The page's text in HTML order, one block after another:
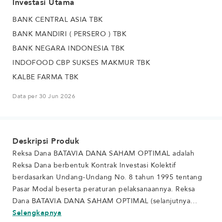
Investasi Utama
BANK CENTRAL ASIA TBK
BANK MANDIRI ( PERSERO ) TBK
BANK NEGARA INDONESIA TBK
INDOFOOD CBP SUKSES MAKMUR TBK
KALBE FARMA TBK
Data per 30 Jun 2026
Deskripsi Produk
Reksa Dana BATAVIA DANA SAHAM OPTIMAL adalah
Reksa Dana berbentuk Kontrak Investasi Kolektif
berdasarkan Undang-Undang No. 8 tahun 1995 tentang
Pasar Modal beserta peraturan pelaksanaannya. Reksa
Dana BATAVIA DANA SAHAM OPTIMAL (selanjutnya
disebut “BATAVIA DANA SAHAM OPTIMAL”) bertujuan
Selengkapnya